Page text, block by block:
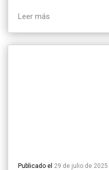
Leer más
Publicado el 29 de julio de 2025